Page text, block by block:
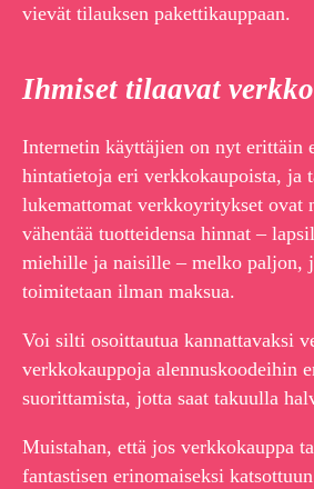
vievät tilauksen pakettikauppaan.
Ihmiset tilaavat
Internetin käyttäjien on nyt erittäin
hintatietoja eri verkkokaupoista, ja
lukemattomat verkkoyritykset ovat
vähentää tuotteidensa hinnat –
miehille ja naisille – melko paljon,
toimitetaan ilman maksua.
Voi silti osoittautua kannattavaksi
verkkokauppoja alennuskoodeihin
suorittamista, jotta saat takuulla
Muistahan, että jos verkkokauppa
fantastisen erinomaiseksi